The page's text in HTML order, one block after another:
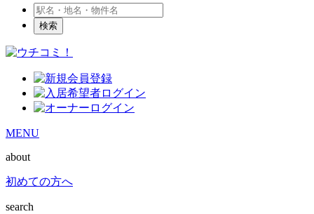
検索
MENU
about
初めての方へ
search